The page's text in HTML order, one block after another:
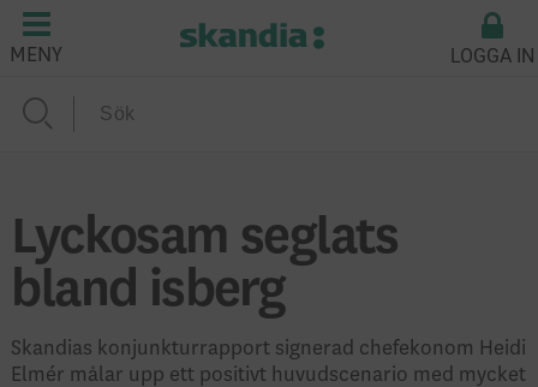
MENY LOGGA IN
Lyckosam seglats
bland isberg
Skandias konjunkturrapport signerad chefekonom Heidi
Elmér målar upp ett positivt huvudscenario med mycket